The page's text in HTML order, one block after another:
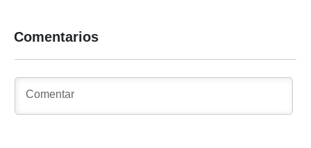
Comentarios